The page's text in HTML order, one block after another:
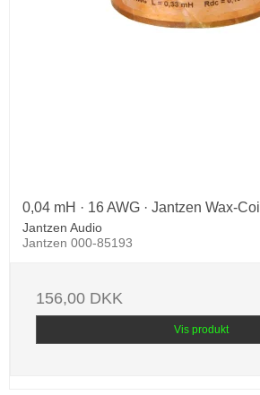
0,04 mH · 16 AWG · Jantzen Wax-Coil
Jantzen Audio
Jantzen 000-85193
156,00 DKK
Vis produkt